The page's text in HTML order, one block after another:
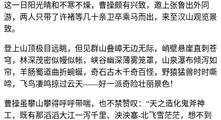
这一日阳光晴和不寒不燥，曹操颇有兴致，邀上张鲁出外同
游，两人只带了许褚等几十亲卫卒乘马而出，来至汉山观览景
致。
登上山顶极目远眺，但见群山叠嶂无边无际，峭壁悬崖直刺苍
穹，林深茂密似幔似帐，峡谷幽深薄雾笼罩，山泉瀑布倾泻如
帘，羊肠蜀道曲折蜿蜒，奇石古木千奇百怪，野猿猛兽时时嘶
啼，飞鸟凄鸣掠过云天——好一派奇险壮丽景色！
曹操虽攀山攀得呼呼带喘，也不禁赞叹：“天之造化鬼斧神
工，既有那滔滔大江一泻千里、泱泱塞-北飞雪茫茫，想不到